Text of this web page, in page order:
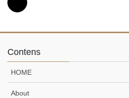
Contens
HOME
About